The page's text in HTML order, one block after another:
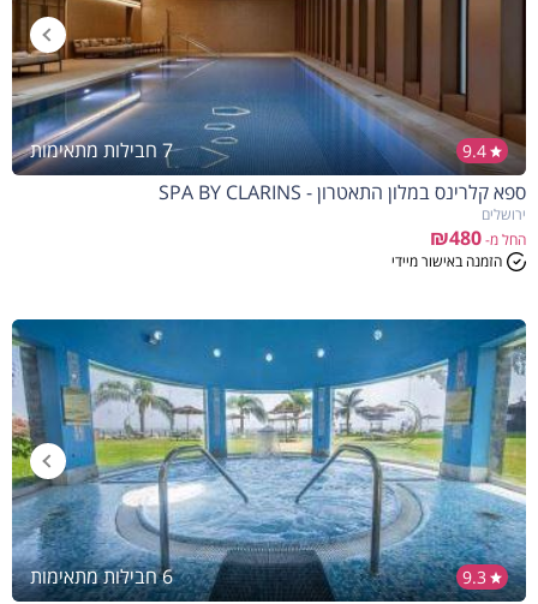
9.4
7 חבילות מתאימות
ספא קלרינס במלון התאטרון - SPA BY CLARINS
ירושלים
החל מ-₪480
הזמנה באישור מיידי
9.3
6 חבילות מתאימות